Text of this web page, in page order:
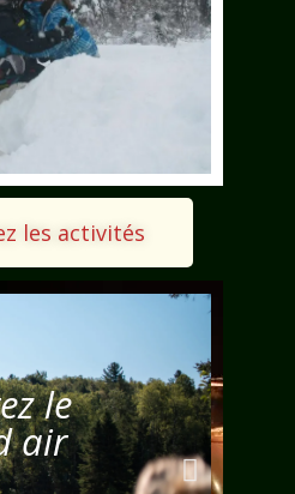
les activités
le
air